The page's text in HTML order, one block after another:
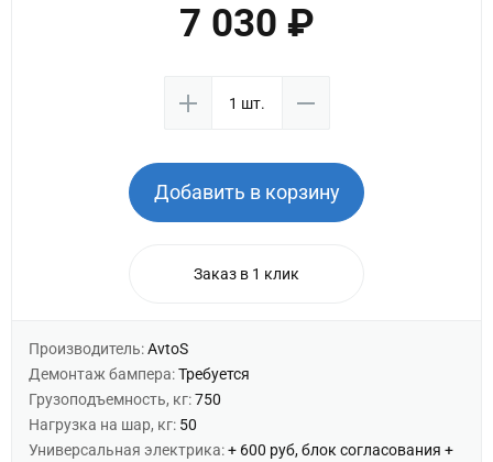
7 030 ₽
Добавить в корзину
Заказ в 1 клик
Производитель:AvtoS
Демонтаж бампера:Требуется
Грузоподъемность, кг:750
Нагрузка на шар, кг: 50
Универсальная электрика:+ 600 руб, блок согласования +